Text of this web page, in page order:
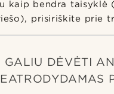
kaip bendra taisyklė
prisiriškite prie
GALIU DĖVĖTI